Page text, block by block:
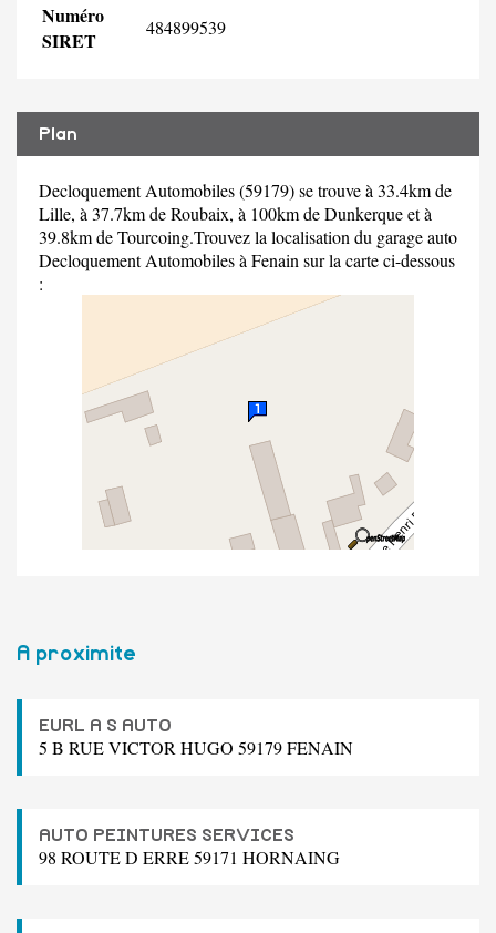
Numéro
SIRET
484899539
Plan
Decloquement Automobiles (59179) se trouve à 33.4km de
Lille, à 37.7km de Roubaix, à 100km de Dunkerque et à
39.8km de Tourcoing.Trouvez la localisation du garage auto
Decloquement Automobiles à Fenain sur la carte ci-dessous
:
A proximite
EURL A S AUTO
5 B RUE VICTOR HUGO 59179 FENAIN
AUTO PEINTURES SERVICES
98 ROUTE D ERRE 59171 HORNAING